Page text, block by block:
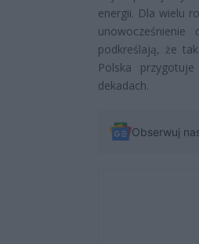
energii. Dla wielu
podkreślają, że
Polska
dekadach.
Obserwuj